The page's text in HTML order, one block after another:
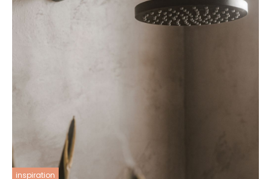
inspiration